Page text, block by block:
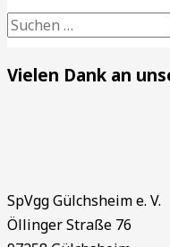
Vielen Dank an
SpVgg Gülchsheim e. V.
Öllinger Straße 76